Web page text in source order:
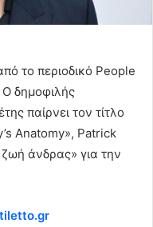
το περιοδικό People
Ο δημοφιλής
παίρνει τον τίτλο
Anatomy», Patrick
άνδρας» για την